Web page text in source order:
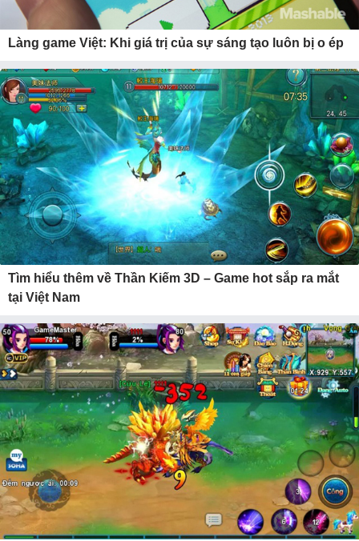
Làng game Việt: Khi giá trị của sự sáng tạo luôn bị o ép
Tìm hiểu thêm về Thần Kiếm 3D – Game hot sắp ra mắt
tại Việt Nam